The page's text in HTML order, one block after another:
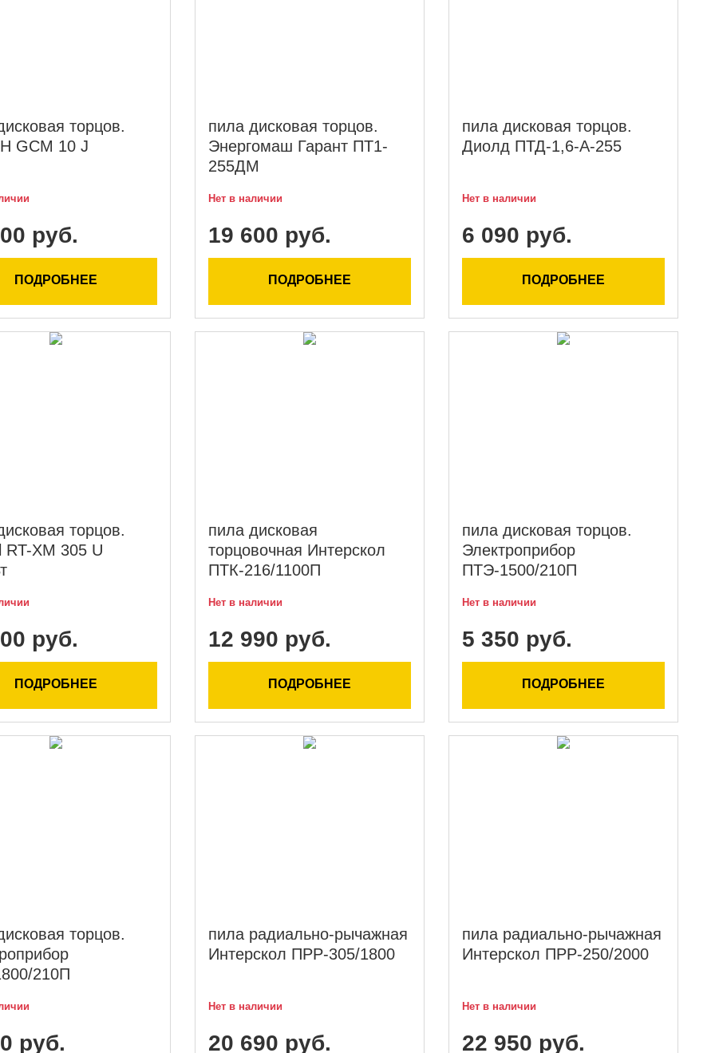
торцов.
GCM 10 J
руб.
ПОДРОБНЕЕ
пила дисковая торцов.
Энергомаш Гарант ПТ1-
255ДМ
Нет в наличии
19 600 руб.
ПОДРОБНЕЕ
пила дисковая торцов.
Диолд ПТД-1,6-А-255
Нет в наличии
6 090 руб.
ПОДРОБНЕЕ
торцов.
RT-XM 305 U
руб.
ПОДРОБНЕЕ
пила дисковая
торцовочная Интерскол
ПТК-216/1100П
Нет в наличии
12 990 руб.
ПОДРОБНЕЕ
пила дисковая торцов.
Электроприбор
ПТЭ-1500/210П
Нет в наличии
5 350 руб.
ПОДРОБНЕЕ
торцов.
210П
руб.
пила радиально-рычажная
Интерскол ПРР-305/1800
Нет в наличии
20 690 руб.
пила радиально-рычажная
Интерскол ПРР-250/2000
Нет в наличии
22 950 руб.